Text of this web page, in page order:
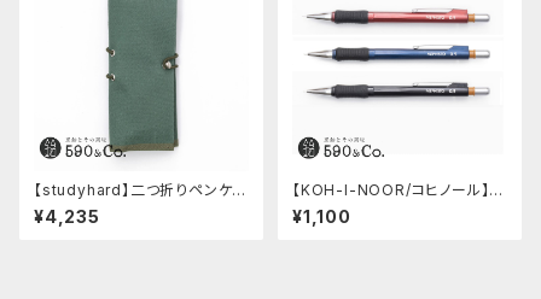
【studyhard】二つ折りペンケー
ス ミニマムコンパクトサイズ
(アクアブルー)
¥4,235
【KOH-I-NOOR/コヒノール】M
ephisto profi 5035シャープ
ペンシル(0.5mm)
¥1,100